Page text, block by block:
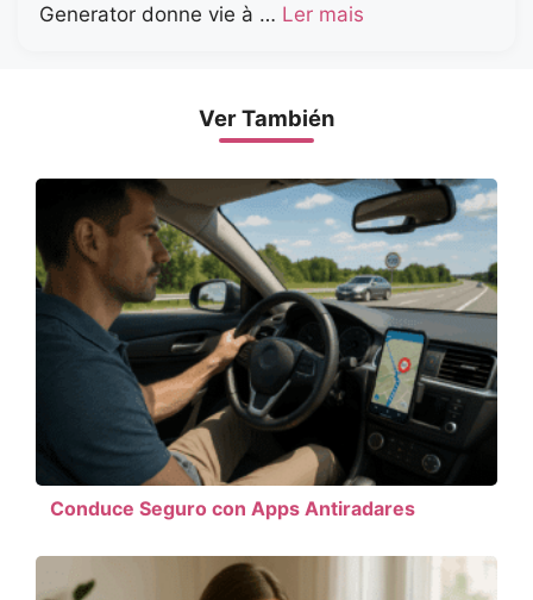
Generator donne vie à … Ler mais
Ver También
Conduce Seguro con Apps Antiradares